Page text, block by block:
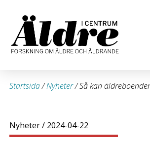
Startsida/Nyheter/Så kan
Nyheter/ 2024-04-22